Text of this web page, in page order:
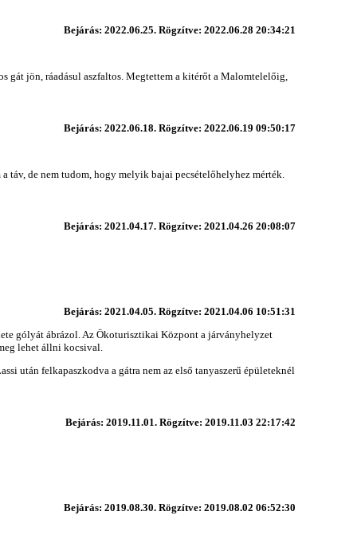
Bejárás: 2022.06.25. Rögzítve: 2022.06.28 20:34:21
gát jön, ráadásul aszfaltos. Megtettem a kitérőt a Malomtelelőig,
Bejárás: 2022.06.18. Rögzítve: 2022.06.19 09:50:17
de nem tudom, hogy melyik bajai pecsételőhelyhez mérték.
Bejárás: 2021.04.17. Rögzítve: 2021.04.26 20:08:07
Bejárás: 2021.04.05. Rögzítve: 2021.04.06 10:51:31
gólyát ábrázol. Az Ökoturisztikai Központ a járványhelyzet
lehet állni kocsival.
után felkapaszkodva a gátra nem az első tanyaszerű épületeknél
Bejárás: 2019.11.01. Rögzítve: 2019.11.03 22:17:42
Bejárás: 2019.08.30. Rögzítve: 2019.08.02 06:52:30